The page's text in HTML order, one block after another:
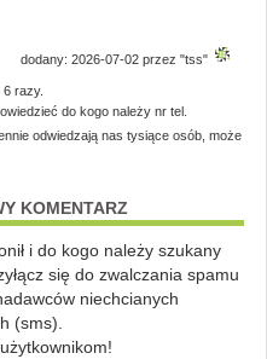
dodany: 2026-07-02 przez "tss"
razy.
do kogo należy nr tel.
odwiedzają nas tysiące osób, może
KOMENTARZ
i do kogo należy szukany
się do zwalczania spamu
niechcianych
(sms).